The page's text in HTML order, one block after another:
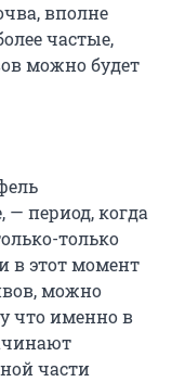
вполне
частые,
можно будет
— период, когда
только
в этот момент
можно
что именно в
части